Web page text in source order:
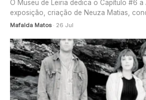
O Museu de Leiria dedica o Capítulo #6
exposição, criação de Neuza Matias,
Mafalda Matos· 26 Jul